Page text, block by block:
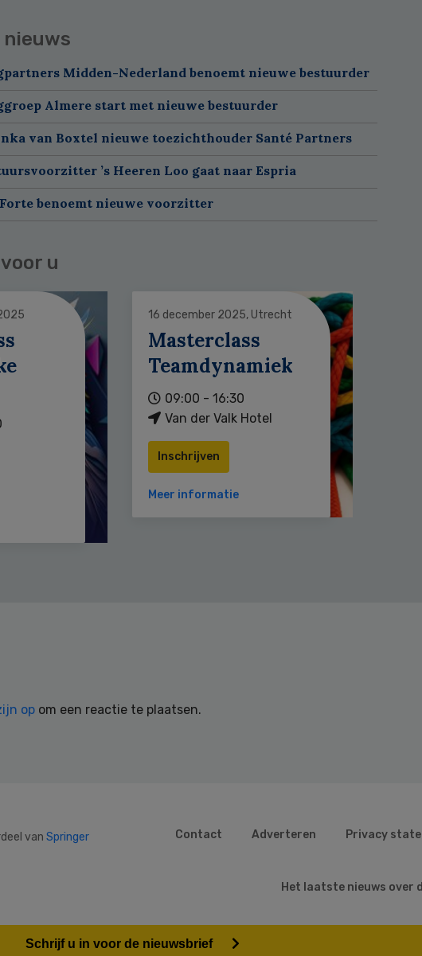
Midden-Nederland benoemt nieuwe bestuurder
Almere start met nieuwe bestuurder
van Boxtel nieuwe toezichthouder Santé Partners
’s Heeren Loo gaat naar Espria
benoemt nieuwe voorzitter
u
16 december 2025, Utrecht
Masterclass
Teamdynamiek
09:00 - 16:30
Van der Valk Hotel
Inschrijven
Meer informatie
op om een reactie te plaatsen.
van Springer
Contact Adverteren Privacy
Het laatste nieuws over
Schrijf u in voor de nieuwsbrief